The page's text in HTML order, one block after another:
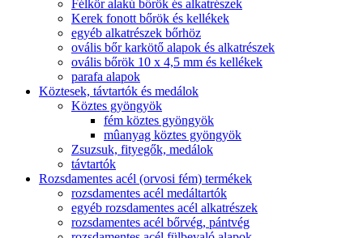
Félkör alakú bőrök és alkatrészek
Kerek fonott bőrök és kellékek
egyéb alkatrészek bőrhöz
ovális bőr karkötő alapok és alkatrészek
ovális bőrök 10 x 4,5 mm és kellékek
parafa alapok
Köztesek, távtartók és medálok
Köztes gyöngyök
fém köztes gyöngyök
mûanyag köztes gyöngyök
Zsuzsuk, fityegők, medálok
távtartók
Rozsdamentes acél (orvosi fém) termékek
rozsdamentes acél medáltartók
egyéb rozsdamentes acél alkatrészek
rozsdamentes acél bőrvég, pántvég